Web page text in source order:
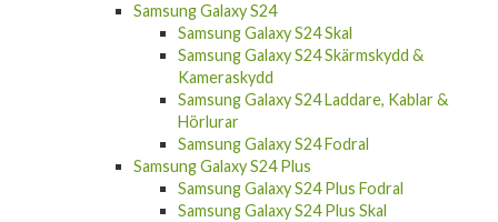
Samsung Galaxy S24
Samsung Galaxy S24 Skal
Samsung Galaxy S24 Skärmskydd &
Kameraskydd
Samsung Galaxy S24 Laddare, Kablar &
Hörlurar
Samsung Galaxy S24 Fodral
Samsung Galaxy S24 Plus
Samsung Galaxy S24 Plus Fodral
Samsung Galaxy S24 Plus Skal